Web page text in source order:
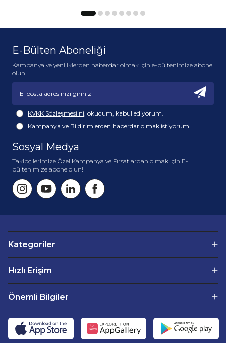
E-Bülten Aboneliği
Kampanya ve yeniliklerden haberdar olmak için e-bültenimize abone
olun!
KVKK Sözleşmesi'ni , okudum, kabul ediyorum.
Kampanya ve Bildirimlerden haberdar olmak istiyorum.
Sosyal Medya
Takipçilerimize Özel Kampanya ve Fırsatlardan olmak için E-
bültenimize abone olun!
Kategoriler
Hızlı Erişim
Önemli Bilgiler